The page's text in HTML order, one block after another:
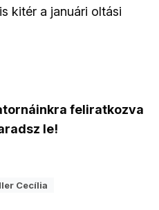
is kitér a januári oltási
feliratkozva
le!
Cecília